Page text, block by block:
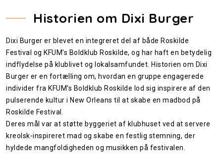
Historien om Dixi Burger
Dixi Burger er blevet en integreret del af både Roskilde
Festival og KFUM's Boldklub Roskilde, og har haft en betydelig
indflydelse på klublivet og lokalsamfundet. Historien om Dixi
Burger er en fortælling om, hvordan en gruppe engagerede
individer fra KFUM's Boldklub Roskilde lod sig inspirere af den
pulserende kultur i New Orleans til at skabe en madbod på
Roskilde Festival.
Deres mål var at støtte byggeriet af klubhuset ved at servere
kreolsk-inspireret mad og skabe en festlig stemning, der
hyldede mangfoldigheden og musikken på festivalen.